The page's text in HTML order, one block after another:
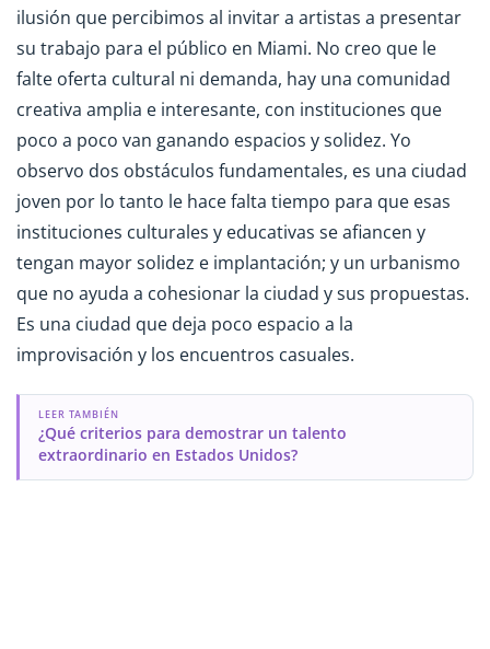
ilusión que percibimos al invitar a artistas a presentar
su trabajo para el público en Miami. No creo que le
falte oferta cultural ni demanda, hay una comunidad
creativa amplia e interesante, con instituciones que
poco a poco van ganando espacios y solidez. Yo
observo dos obstáculos fundamentales, es una ciudad
joven por lo tanto le hace falta tiempo para que esas
instituciones culturales y educativas se afiancen y
tengan mayor solidez e implantación; y un urbanismo
que no ayuda a cohesionar la ciudad y sus propuestas.
Es una ciudad que deja poco espacio a la
improvisación y los encuentros casuales.
LEER TAMBIÉN
¿Qué criterios para demostrar un talento
extraordinario en Estados Unidos?